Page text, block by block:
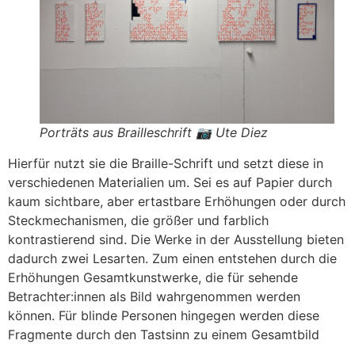
Porträts aus Brailleschrift 📷 Ute Diez
Hierfür nutzt sie die Braille-Schrift und setzt diese in
verschiedenen Materialien um. Sei es auf Papier durch
kaum sichtbare, aber ertastbare Erhöhungen oder durch
Steckmechanismen, die größer und farblich
kontrastierend sind. Die Werke in der Ausstellung bieten
dadurch zwei Lesarten. Zum einen entstehen durch die
Erhöhungen Gesamtkunstwerke, die für sehende
Betrachter:innen als Bild wahrgenommen werden
können. Für blinde Personen hingegen werden diese
Fragmente durch den Tastsinn zu einem Gesamtbild